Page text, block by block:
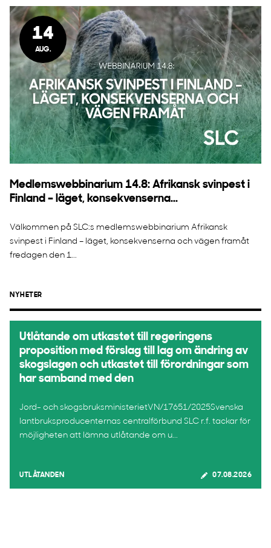
14
AUG.
Medlemswebbinarium 14.8: Afrikansk svinpest i
Finland – läget, konsekvenserna...
Välkommen på SLC:s medlemswebbinarium Afrikansk
svinpest i Finland – läget, konsekvenserna och vägen framåt
fredagen den 1...
NYHETER
Utlåtande om utkastet till regeringens
proposition med förslag till lag om ändring av
skogslagen och utkastet till förordningar som
har samband med den
Jord- och skogsbruksministerietVN/17651/2025Svenska
lantbruksproducenternas centralförbund SLC r.f. tackar för
möjligheten att lämna utlåtande om u...
UTLÅTANDEN 07.08.2026